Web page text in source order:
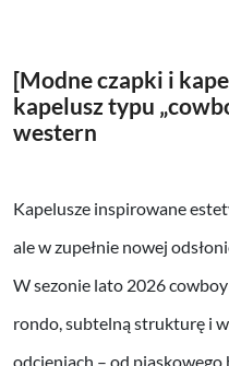
[Modne czapki i
kapelusz typu
western
Kapelusze inspirowane
ale w zupełnie nowej
W sezonie lato 2026
rondo, subtelną strukturę i
odcieniach – od piaskowego